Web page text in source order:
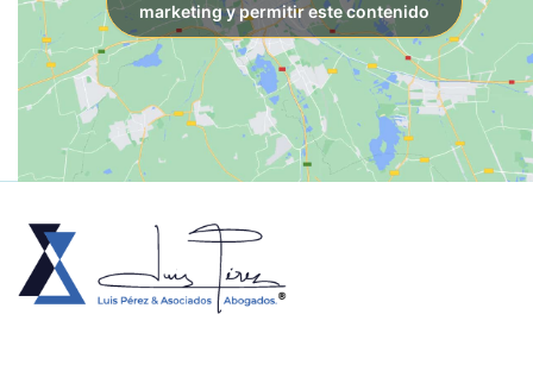
marketing y permitir este contenido